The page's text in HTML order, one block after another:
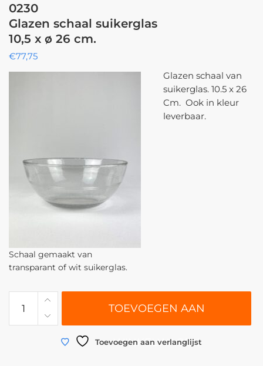
0230
Glazen schaal suikerglas
10,5 x ø 26 cm.
€77,75
Schaal gemaakt van
transparant of wit suikerglas.
Glazen schaal van
suikerglas. 10.5 x 26
Cm. Ook in kleur
leverbaar.
Glazen
TOEVOEGEN AAN
WINKELWAGEN
Toevoegen aan verlanglijst